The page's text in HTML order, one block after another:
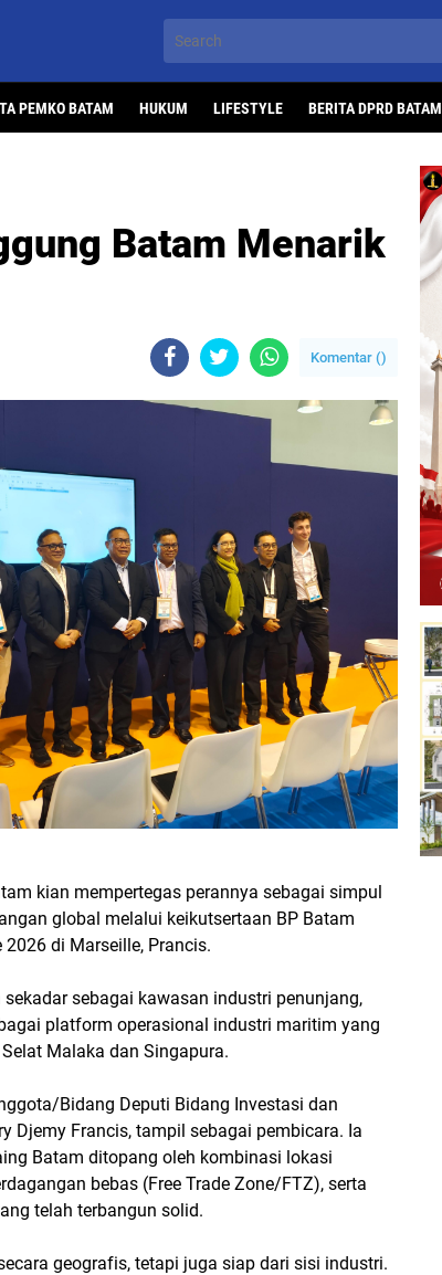
PEMKO BATAM HUKUM LIFESTYLE BERITA DPRD BATAM
Batam Menarik
Komentar ()
kian mempertegas perannya sebagai simpul
global melalui keikutsertaan BP Batam
di Marseille, Prancis.
sebagai kawasan industri penunjang,
platform operasional industri maritim yang
Malaka dan Singapura.
Bidang Deputi Bidang Investasi dan
Djemy Francis, tampil sebagai pembicara. Ia
Batam ditopang oleh kombinasi lokasi
bebas (Free Trade Zone/FTZ), serta
telah terbangun solid.
geografis, tetapi juga siap dari sisi industri.